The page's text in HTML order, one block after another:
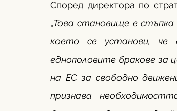
Според директора по
„Това становище е
което се установи, че
еднополовите бракове за
на ЕС за свободно
признава